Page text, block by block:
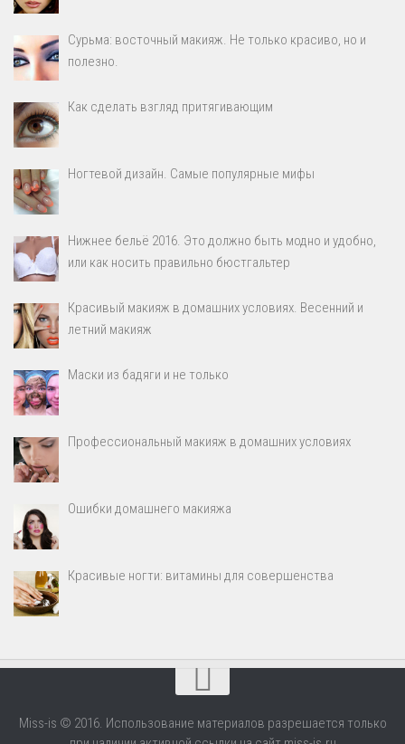
Сурьма: восточный макияж. Не только красиво, но и
полезно.
Как сделать взгляд притягивающим
Ногтевой дизайн. Самые популярные мифы
Нижнее бельё 2016. Это должно быть модно и удобно,
или как носить правильно бюстгальтер
Красивый макияж в домашних условиях. Весенний и
летний макияж
Маски из бадяги и не только
Профессиональный макияж в домашних условиях
Ошибки домашнего макияжа
Красивые ногти: витамины для совершенства
Miss-is © 2016. Использование материалов разрешается только